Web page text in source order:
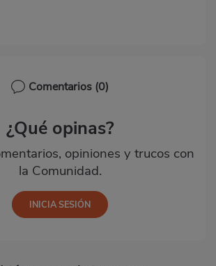
Comentarios (0)
¿Qué opinas?
opiniones y trucos con
la Comunidad.